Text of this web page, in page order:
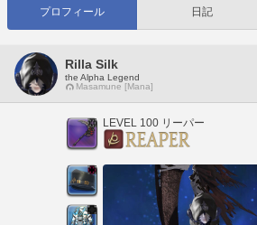
プロフィール 日記
Rilla Silk
the Alpha Legend
Masamune [Mana]
LEVEL 100 リーパー